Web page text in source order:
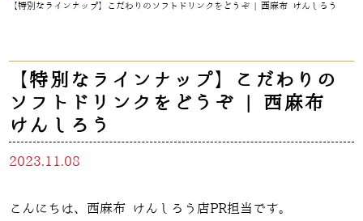
【特別なラインナップ】こだわりのソフトドリンクをどうぞ | 西麻布 けんしろう
【特別なラインナップ】こだわりの
ソフトドリンクをどうぞ | 西麻布
けんしろう
2023.11.08
こんにちは、西麻布 けんしろう店PR担当です。